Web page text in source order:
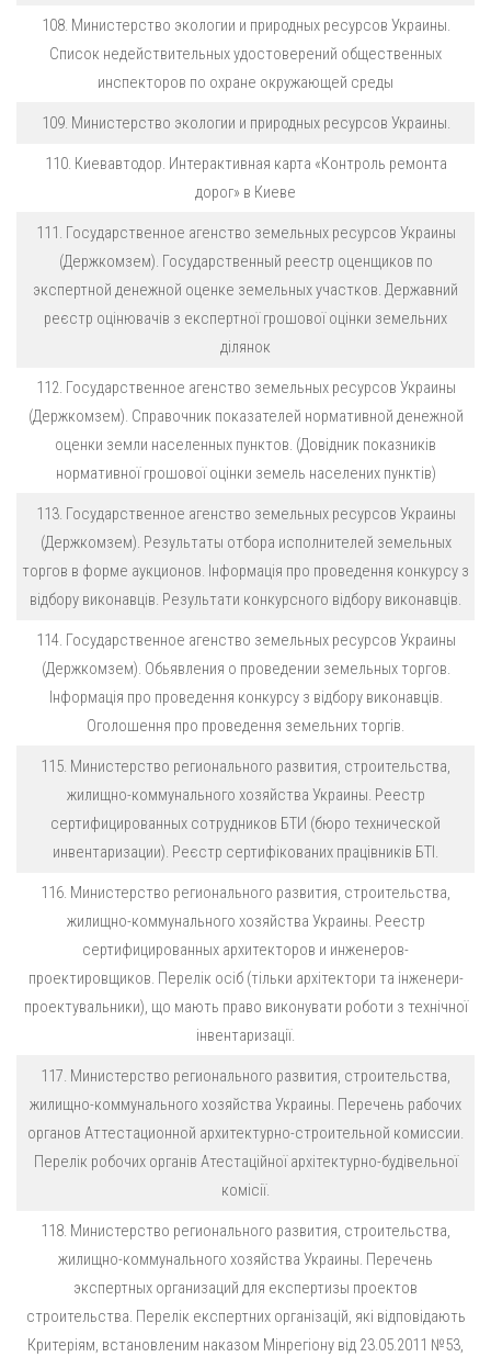
108. Министерство экологии и природных ресурсов Украины.
Список недействительных удостоверений общественных
инспекторов по охране окружающей среды
109. Министерство экологии и природных ресурсов Украины.
110. Киевавтодор. Интерактивная карта «Контроль ремонта
дорог» в Киеве
111. Государственное агенство земельных ресурсов Украины
(Держкомзем). Государственный реестр оценщиков по
экспертной денежной оценке земельных участков. Державний
реєстр оцінювачів з експертної грошової оцінки земельних
ділянок
112. Государственное агенство земельных ресурсов Украины
(Держкомзем). Справочник показателей нормативной денежной
оценки земли населенных пунктов. (Довідник показників
нормативної грошової оцінки земель населених пунктів)
113. Государственное агенство земельных ресурсов Украины
(Держкомзем). Результаты отбора исполнителей земельных
торгов в форме аукционов. Інформація про проведення конкурсу з
відбору виконавців. Результати конкурсного відбору виконавців.
114. Государственное агенство земельных ресурсов Украины
(Держкомзем). Обьявления о проведении земельных торгов.
Інформація про проведення конкурсу з відбору виконавців.
Оголошення про проведення земельних торгів.
115. Министерство регионального развития, строительства,
жилищно-коммунального хозяйства Украины. Реестр
сертифицированных сотрудников БТИ (бюро технической
инвентаризации). Реєстр сертифікованих працівників БТІ.
116. Министерство регионального развития, строительства,
жилищно-коммунального хозяйства Украины. Реестр
сертифицированных архитекторов и инженеров-
проектировщиков. Перелік осіб (тільки архітектори та інженери-
проектувальники), що мають право виконувати роботи з технічної
інвентаризації.
117. Министерство регионального развития, строительства,
жилищно-коммунального хозяйства Украины. Перечень рабочих
органов Аттестационной архитектурно-строительной комиссии.
Перелік робочих органів Атестаційної архітектурно-будівельної
комісії.
118. Министерство регионального развития, строительства,
жилищно-коммунального хозяйства Украины. Перечень
экспертных организаций для експертизы проектов
строительства. Перелік експертних організацій, які відповідають
Критеріям, встановленим наказом Мінрегіону від 23.05.2011 №53,